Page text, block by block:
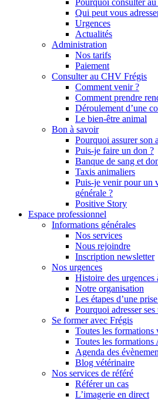
Pourquoi consulter
Qui peut vous
Urgences
Actualités
Administration
Nos tarifs
Paiement
Consulter au CHV Frégis
Comment venir ?
Comment prendre
Déroulement d’une
Le bien-être animal
Bon à savoir
Pourquoi assurer son
Puis-je faire un don ?
Banque de sang et
Taxis animaliers
Puis-je venir pour un
générale ?
Positive Story
Espace professionnel
Informations générales
Nos services
Nous rejoindre
Inscription newsletter
Nos urgences
Histoire des urgences
Notre organisation
Les étapes d’une
Pourquoi adresser
Se former avec Frégis
Toutes les formations
Toutes les formations
Agenda des
Blog vétérinaire
Nos services de référé
Référer un cas
L’imagerie en direct